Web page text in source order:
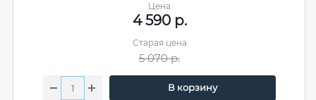
Цена
4 590р.
Старая цена
5 070р.
В корзину